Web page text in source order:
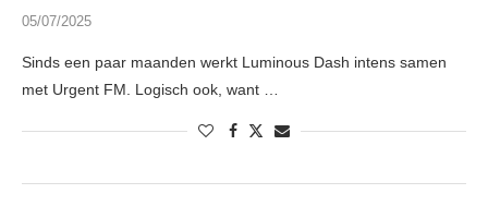
05/07/2025
Sinds een paar maanden werkt Luminous Dash intens samen
met Urgent FM. Logisch ook, want …